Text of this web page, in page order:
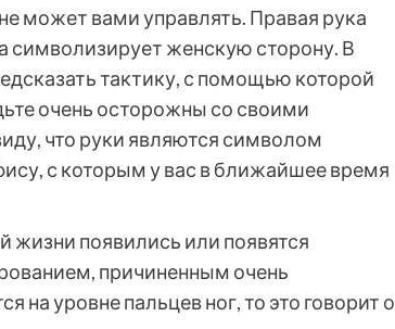
может вами управлять. Правая рука
символизирует женскую сторону. В
тактику, с помощью которой
очень осторожны со своими
что руки являются символом
с которым у вас в ближайшее время
жизни появились или появятся
причиненным очень
на уровне пальцев ног, то это говорит о